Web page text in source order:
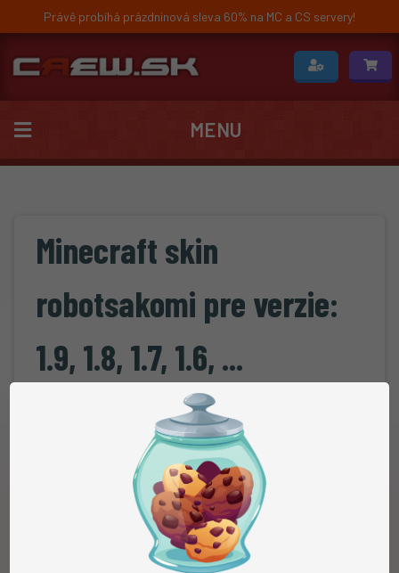
Právě probíhá prázdninová sleva 60% na MC a CS servery!
MENU
Minecraft skin
robotsakomi pre verzie:
1.9, 1.8, 1.7, 1.6, ...